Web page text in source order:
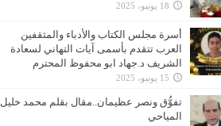
18 يونيو، 2025
أسرة مجلس الكتاب والأدباء والمثقفين
العرب تتقدم بأسمى آيات التهاني لسعادة
الشريف د.جهاد ابو محفوظ المحترم
15 يونيو، 2025
تفوُّق ونصر عظيمان..مقال بقلم محمد خليل
المياحي